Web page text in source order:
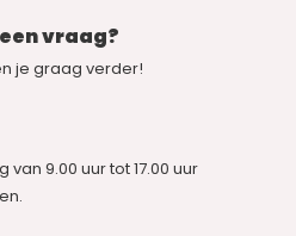
vraag?
je graag verder!
9.00 uur tot 17.00 uur